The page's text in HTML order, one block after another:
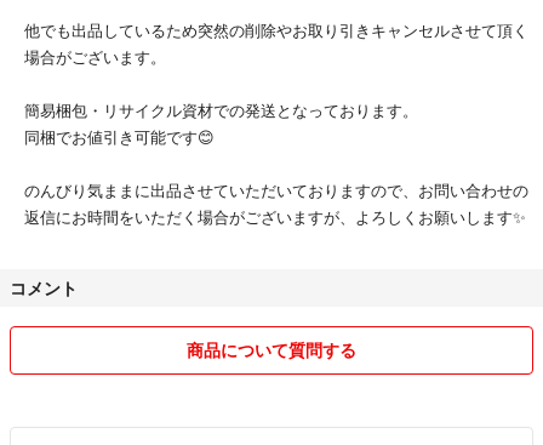
他でも出品しているため突然の削除やお取り引きキャンセルさせて頂く
場合がございます。
簡易梱包・リサイクル資材での発送となっております。
同梱でお値引き可能です😊
のんびり気ままに出品させていただいておりますので、お問い合わせの
返信にお時間をいただく場合がございますが、よろしくお願いします✨
コメント
商品について質問する